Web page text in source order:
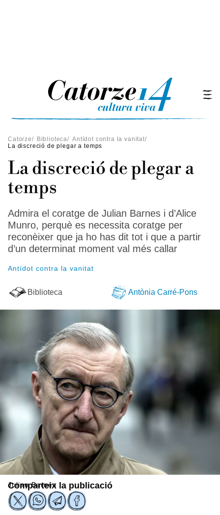
Catorze/ Biblioteca/ Antídot contra la vanitat/
La discreció de plegar a temps
La discreció de plegar a
temps
Admira el coratge de Julian Barnes i d’Alice
Munro, perquè es necessita coratge per
reconèixer que ja ho has dit tot i que a partir
d’un determinat moment val més callar
Antídot contra la vanitat
Biblioteca Antònia Carré-Pons
Julian Barnes
Comparteix la publicació